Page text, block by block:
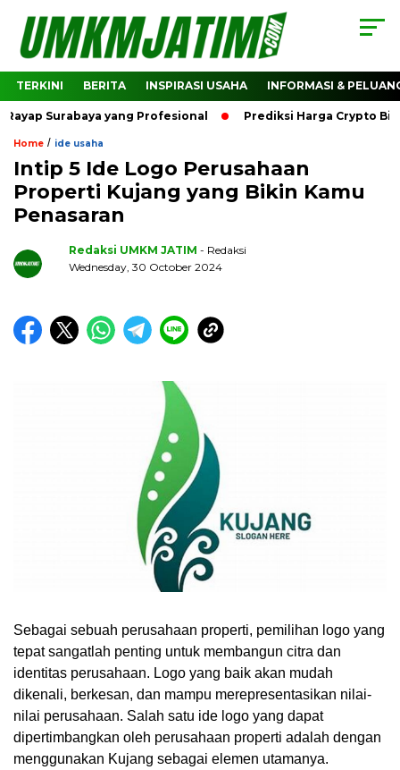
TERKINI BERITA INSPIRASI USAHA INFORMASI &
yang Profesional Prediksi Harga Crypto Bitcoin:
Home / ide usaha
Intip 5 Ide Logo Perusahaan
Properti Kujang yang Bikin Kamu
Penasaran
Redaksi UMKM JATIM - Redaksi
Wednesday, 30 October 2024
Sebagai sebuah perusahaan properti, pemilihan logo yang
tepat sangatlah penting untuk membangun citra dan
identitas perusahaan. Logo yang baik akan mudah
dikenali, berkesan, dan mampu merepresentasikan nilai-
nilai perusahaan. Salah satu ide logo yang dapat
dipertimbangkan oleh perusahaan properti adalah dengan
menggunakan Kujang sebagai elemen utamanya.